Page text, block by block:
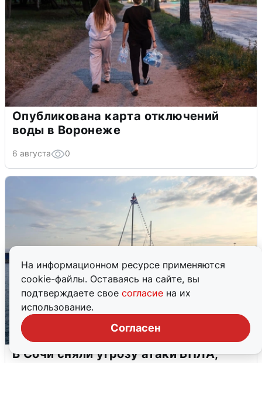
На информационном ресурсе применяются
cookie-файлы. Оставаясь на сайте, вы
подтверждаете свое согласие на их
использование.
Согласен
Опубликована карта отключений
воды в Воронеже
6 августа 0
В Сочи сняли угрозу атаки БПЛА,